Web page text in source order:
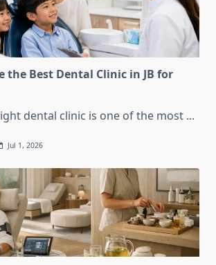
the Best Dental Clinic in JB for
dental clinic is one of the most ...
Jul 1, 2026